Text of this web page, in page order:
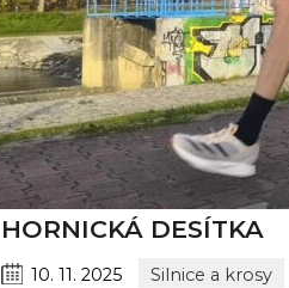
HORNICKÁ DESÍTKA
10. 11. 2025 Silnice a krosy